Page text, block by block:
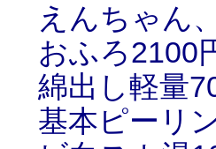
えんちゃん、
おふろ2100
綿出し軽量
基本ピーリ